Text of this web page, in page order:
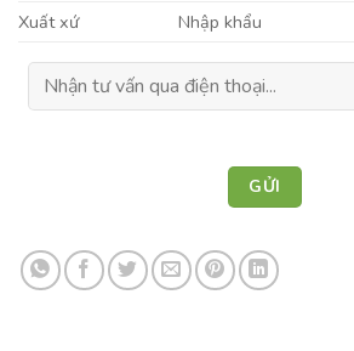
Xuất xứ
Nhập khẩu